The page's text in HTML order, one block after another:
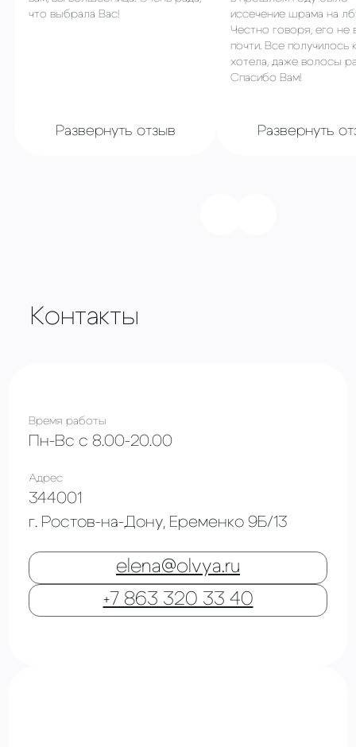
что выбрала Вас!
Развернуть отзыв
иссечение шрама на
Честно говоря, его не
почти. Все получилось
хотела, даже волосы
Спасибо Вам!
Развернуть
Контакты
Время работы
Пн-Вс с 8.00-20.00
Адрес
344001
г. Ростов-на-Дону, Еременко 9Б/13
elena@olvya.ru
+7 863 320 33 40